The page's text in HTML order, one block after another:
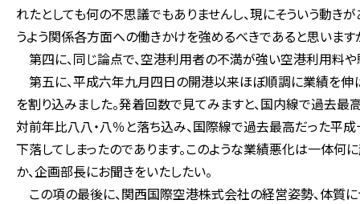
れたとしても何の不思議でもありませんし、現にそういう動
うよう関係各方面への働きかけを強めるべきであると思います
第四に、同じ論点で、空港利用者の不満が強い空港利用料
第五に、平成六年九月四日の開港以来ほぼ順調に業績を伸
を割り込みました。発着回数で見てみますと、国内線で過去
対前年比八八・八％と落ち込み、国際線で過去最高だった平
下落してしまったのであります。このような業績悪化は一体何
か、企画部長にお聞きをいたしたい。
この項の最後に、関西国際空港株式会社の経営姿勢、体質に